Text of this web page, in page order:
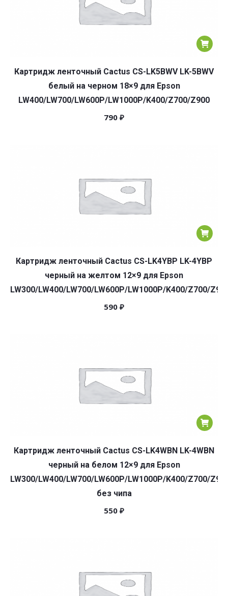
Картридж ленточный Cactus CS-LK5BWV LK-5BWV
белый на черном 18×9 для Epson
LW400/LW700/LW600P/LW1000P/K400/Z700/Z900
790 ₽
Картридж ленточный Cactus CS-LK4YBP LK-4YBP
черный на желтом 12×9 для Epson
LW300/LW400/LW700/LW600P/LW1000P/K400/Z700/
590 ₽
Картридж ленточный Cactus CS-LK4WBN LK-4WBN
черный на белом 12×9 для Epson
LW300/LW400/LW700/LW600P/LW1000P/K400/Z700/
без чипа
550 ₽